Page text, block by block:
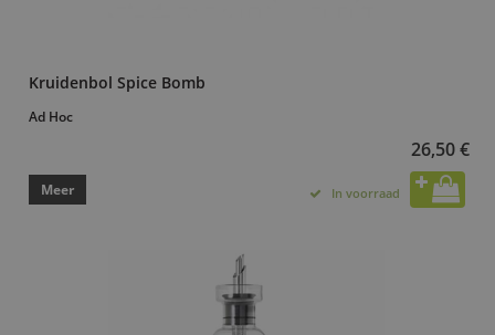
Kruidenbol Spice Bomb
Ad Hoc
26,50 €
Meer In voorraad